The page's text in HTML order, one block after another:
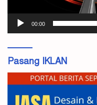
00:00
Pasang IKLAN